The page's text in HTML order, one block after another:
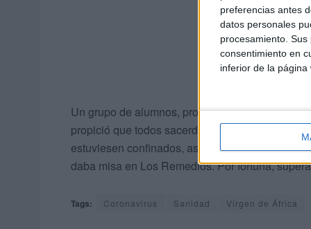
preferencias antes
datos personales
procesamiento.
consentimiento en
inferior de la página
Un grupo de alumnos, profesores y padres
propició que todos sacerdotes de los Agustinos
estuviesen confinados, así como el cierre de la
daba misa en Los Remedios. Por fortuna,
Tags: Coronavirus Sanidad Virgen de África